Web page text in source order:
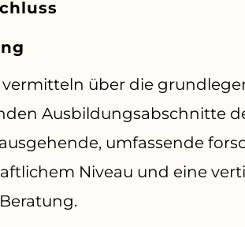
über die
Ausbildungsabschnitte
umfassende
Niveau und eine